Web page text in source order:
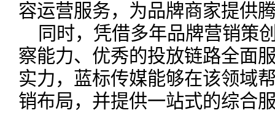
容运营服务，为品牌商家提供
同时，凭借多年品牌营销策
察能力、优秀的投放链路全面
实力，蓝标传媒能够在该领域
销布局，并提供一站式的综合